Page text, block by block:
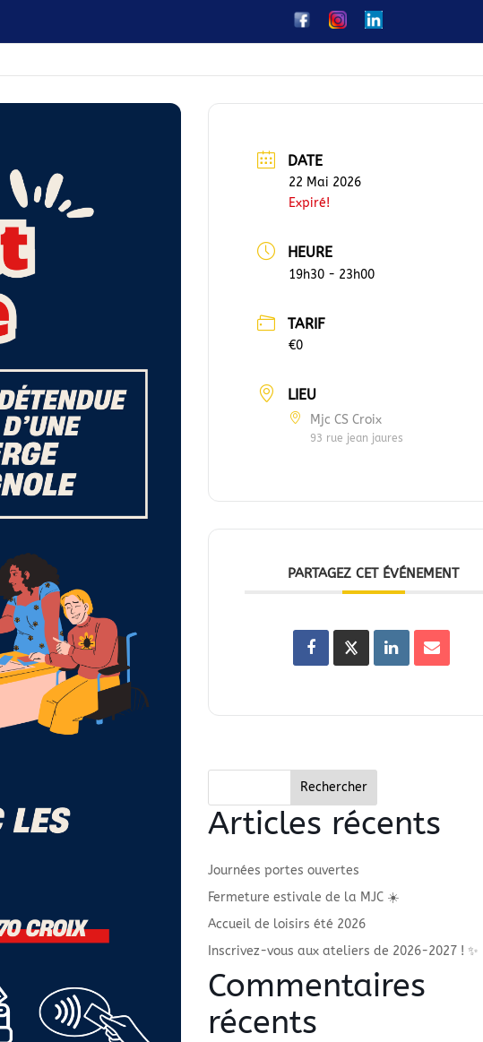
DATE
22 Mai 2026
Expiré!
HEURE
19h30 - 23h00
TARIF
€0
LIEU
Mjc CS Croix
93 rue jean jaures
PARTAGEZ CET ÉVÉNEMENT
Rechercher
Articles récents
Journées portes ouvertes
Fermeture estivale de la MJC ☀️
Accueil de loisirs été 2026
Inscrivez-vous aux ateliers de 2026-2027 ! ✨
Commentaires
récents